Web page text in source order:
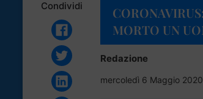
Condividi
MORTO UN
Redazione
mercoledì 6 Maggio 2020